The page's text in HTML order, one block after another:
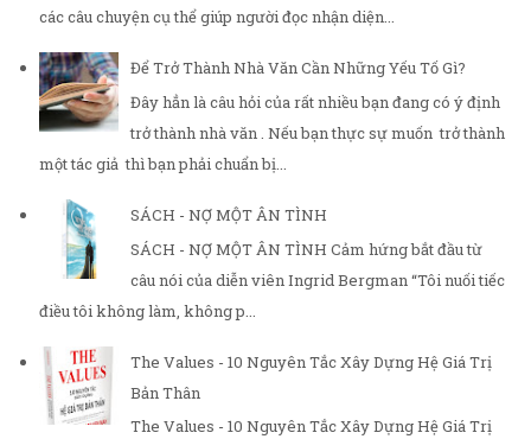
các câu chuyện cụ thể giúp người đọc nhận diện...
Để Trở Thành Nhà Văn Cần Những Yếu Tố Gì?
Đây hẳn là câu hỏi của rất nhiều bạn đang có ý định
trở thành nhà văn . Nếu bạn thực sự muốn trở thành
một tác giả thì bạn phải chuẩn bị...
SÁCH - NỢ MỘT ÂN TÌNH
SÁCH - NỢ MỘT ÂN TÌNH Cảm hứng bắt đầu từ
câu nói của diễn viên Ingrid Bergman “Tôi nuối tiếc
điều tôi không làm, không p...
The Values - 10 Nguyên Tắc Xây Dựng Hệ Giá Trị
Bản Thân
The Values - 10 Nguyên Tắc Xây Dựng Hệ Giá Trị